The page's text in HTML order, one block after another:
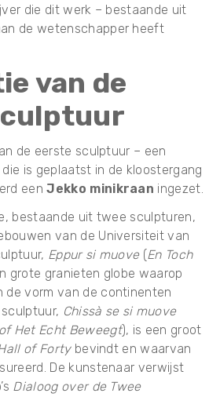
die dit werk – bestaande uit
de wetenschapper heeft
van de
de eerste sculptuur – een
is geplaatst in de kloostergang
eenJekko minikraan ingezet.
bestaande uit twee sculpturen,
van de Universiteit van
Eppur si muove(En Toch
grote granieten globe waarop
de vorm van de continenten
Chissà se si muove
Het Echt Beweegt), is een groot
of Fortybevindt en waarvan
De kunstenaar verwijst
Dialoog over de Twee